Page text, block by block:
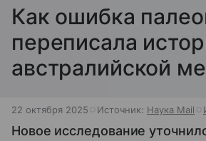
Как ошибка
переписала
австралийской
22 октября 2025 Источник: Наука Mail
Новое исследование